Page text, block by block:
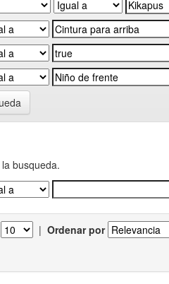
busqueda.
| Ordenar por